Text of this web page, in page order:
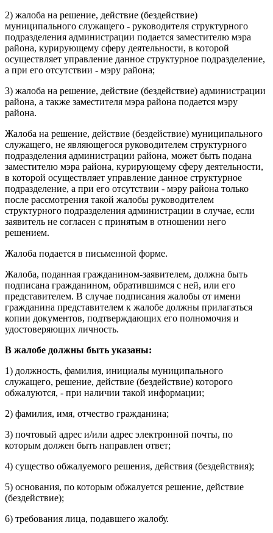
2) жалоба на решение, действие (бездействие)
муниципального служащего - руководителя структурного
подразделения администрации подается заместителю мэра
района, курирующему сферу деятельности, в которой
осуществляет управление данное структурное подразделение,
а при его отсутствии - мэру района;
3) жалоба на решение, действие (бездействие) администрации
района, а также заместителя мэра района подается мэру
района.
Жалоба на решение, действие (бездействие) муниципального
служащего, не являющегося руководителем структурного
подразделения администрации района, может быть подана
заместителю мэра района, курирующему сферу деятельности,
в которой осуществляет управление данное структурное
подразделение, а при его отсутствии - мэру района только
после рассмотрения такой жалобы руководителем
структурного подразделения администрации в случае, если
заявитель не согласен с принятым в отношении него
решением.
Жалоба подается в письменной форме.
Жалоба, поданная гражданином-заявителем, должна быть
подписана гражданином, обратившимся с ней, или его
представителем. В случае подписания жалобы от имени
гражданина представителем к жалобе должны прилагаться
копии документов, подтверждающих его полномочия и
удостоверяющих личность.
В жалобе должны быть указаны:
1) должность, фамилия, инициалы муниципального
служащего, решение, действие (бездействие) которого
обжалуются, - при наличии такой информации;
2) фамилия, имя, отчество гражданина;
3) почтовый адрес и/или адрес электронной почты, по
которым должен быть направлен ответ;
4) существо обжалуемого решения, действия (бездействия);
5) основания, по которым обжалуется решение, действие
(бездействие);
6) требования лица, подавшего жалобу.